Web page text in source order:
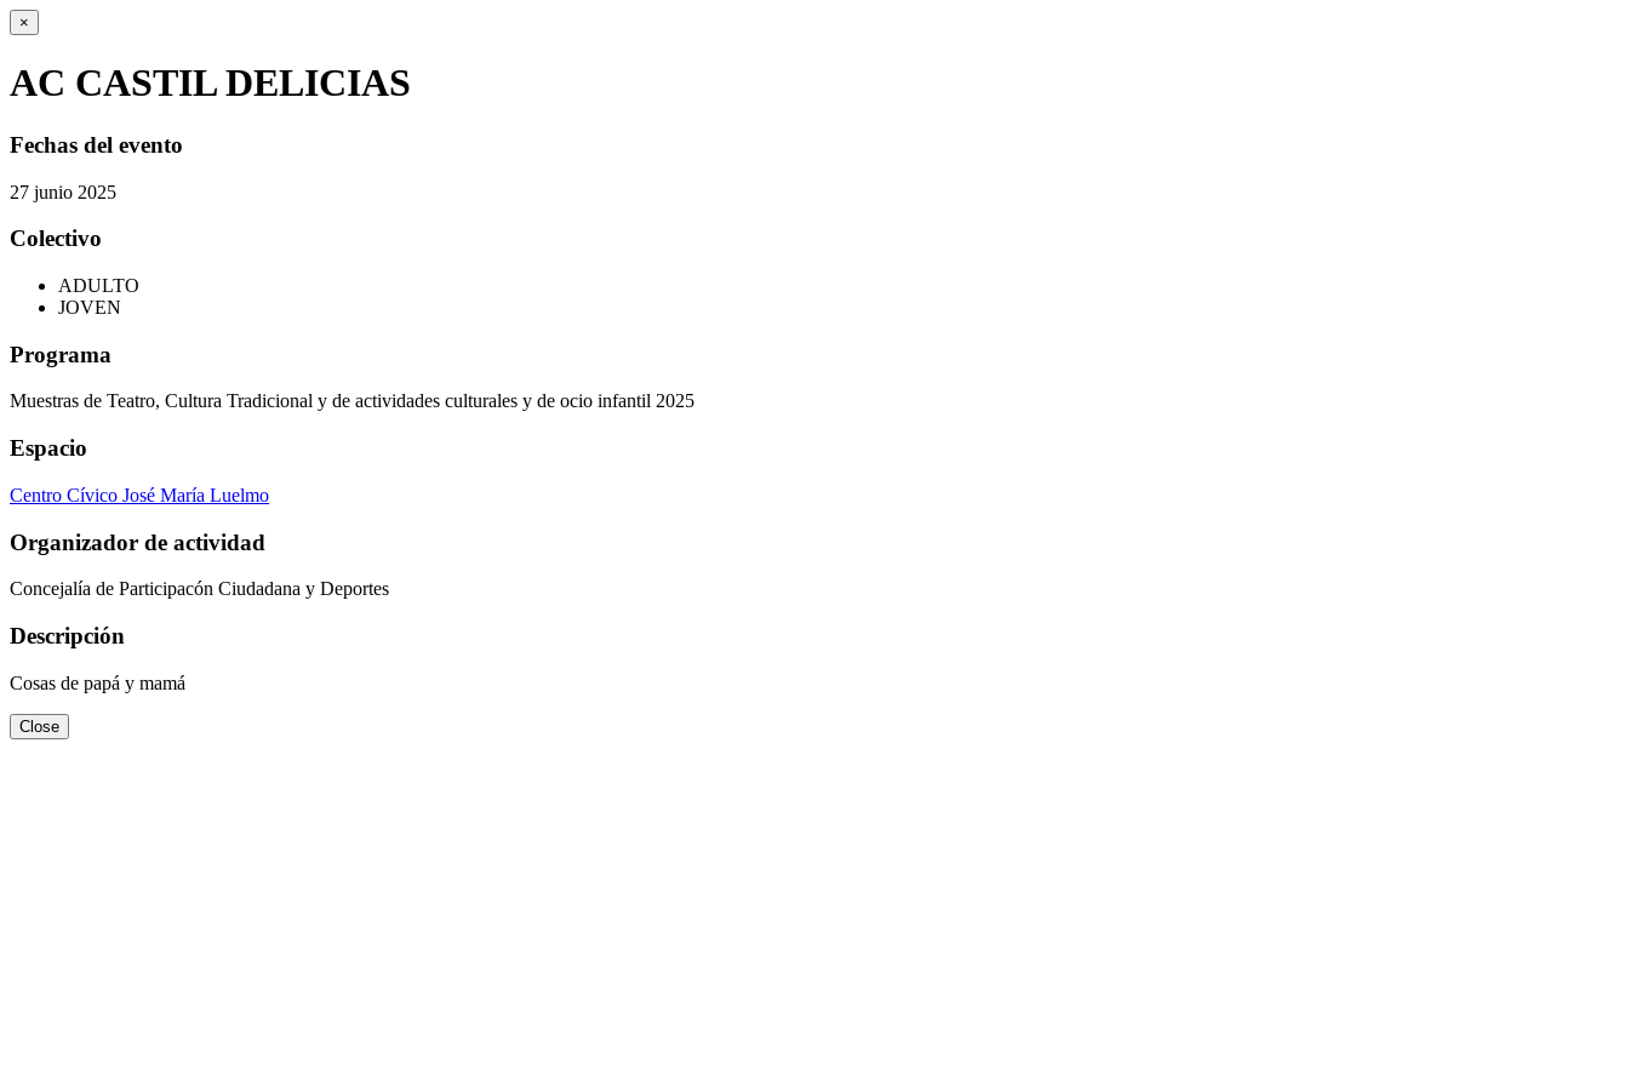
×
AC CASTIL DELICIAS
Fechas del evento
27 junio 2025
Colectivo
ADULTO
JOVEN
Programa
Muestras de Teatro, Cultura Tradicional y de actividades culturales y de ocio infantil 2025
Espacio
Centro Cívico José María Luelmo
Organizador de actividad
Concejalía de Participacón Ciudadana y Deportes
Descripción
Cosas de papá y mamá
Close